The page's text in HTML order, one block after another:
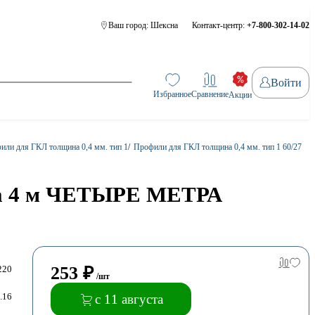
Ваш город: Шексна Контакт-центр: +7-800-302-14-02
ИзбранноеСравнениеАкции
Войти
для ГКЛ толщина 0,4 мм. тип 1/ Профили для ГКЛ толщина 0,4 мм. тип 1 60/27
4 м ЧЕТЫРЕ МЕТРА
253 ₽ /шт
с 11 августа